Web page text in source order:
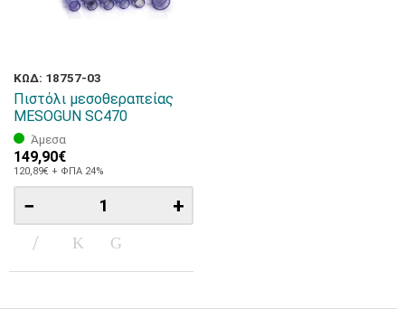
ΚΩΔ: 18757-03
Πιστόλι μεσοθεραπείας
MESOGUN SC470
Άμεσα
149,90€
120,89€ + ΦΠΑ 24%
− +